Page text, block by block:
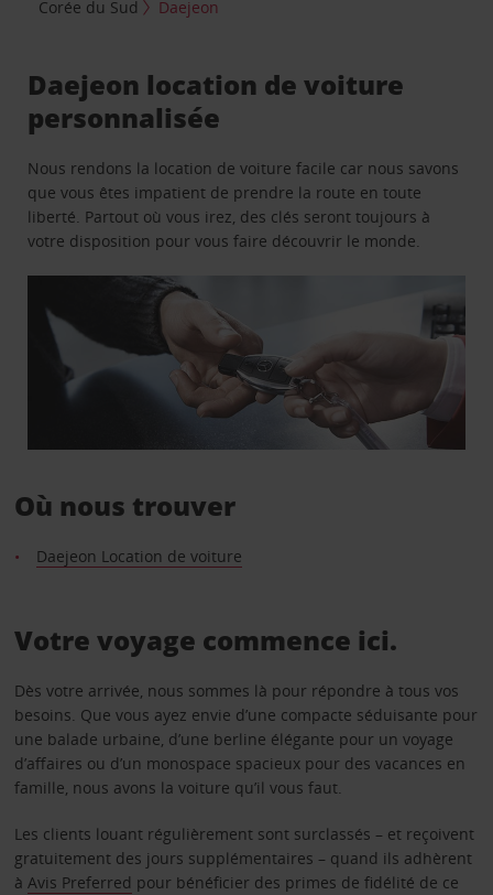
Corée du Sud
Daejeon
Daejeon location de voiture
personnalisée
Nous rendons la location de voiture facile car nous savons
que vous êtes impatient de prendre la route en toute
liberté. Partout où vous irez, des clés seront toujours à
votre disposition pour vous faire découvrir le monde.
Où nous trouver
Daejeon Location de voiture
Votre voyage commence ici.
Dès votre arrivée, nous sommes là pour répondre à tous vos
besoins. Que vous ayez envie d’une compacte séduisante pour
une balade urbaine, d’une berline élégante pour un voyage
d’affaires ou d’un monospace spacieux pour des vacances en
famille, nous avons la voiture qu’il vous faut.
Les clients louant régulièrement sont surclassés – et reçoivent
gratuitement des jours supplémentaires – quand ils adhèrent
à Avis Preferred pour bénéficier des primes de fidélité de ce